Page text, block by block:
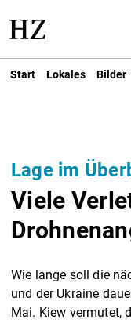
Start Lokales Bilder
Lage im
Viele
Wie lange soll die
und der Ukraine
Mai. Kiew vermutet,